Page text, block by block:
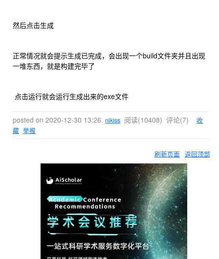
然后点击生成
正常情况就会提示生成已完成，会出现一个build文件夹并且出现
一堆东西，就是构建完毕了
点击运行就会运行生成出来的exe文件
posted on 2020-12-30 13:26 nikiss 阅读(10408) 评论(7) 收
藏 举报
刷新页面 返回顶部